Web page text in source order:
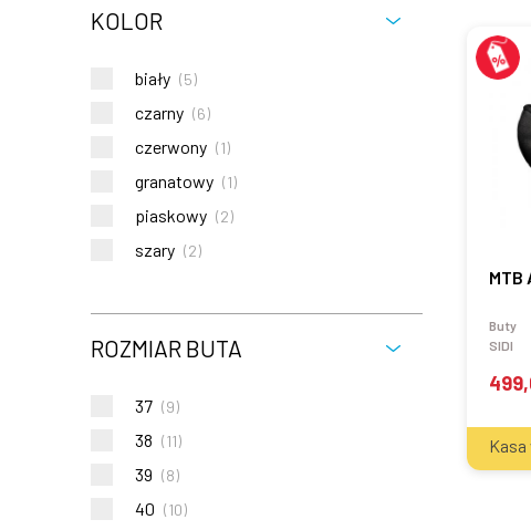
KOLOR
biały (5)
czarny (6)
czerwony (1)
granatowy (1)
piaskowy (2)
szary (2)
ROZMIAR BUTA
37 (9)
38 (11)
39 (8)
40 (10)
MTB
Buty
SIDI